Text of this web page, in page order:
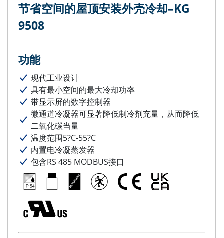
节省空间的屋顶安装外壳冷却–KG
9508
功能
现代工业设计
具有最小空间的最大冷却功率
带显示屏的数字控制器
微通道冷凝器可显著降低制冷剂充量，从而降低
二氧化碳当量
温度范围5?C-55?C
内置电冷凝蒸发器
包含RS 485 MODBUS接口